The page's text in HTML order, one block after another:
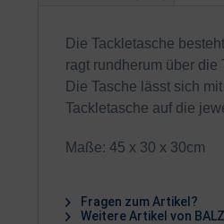
Die Tackletasche
ragt rundherum über
Die Tasche lässt sich
Tackletasche auf die
Maße: 45 x 30 x 30cm
Fragen zum Artikel?
Weitere Artikel von